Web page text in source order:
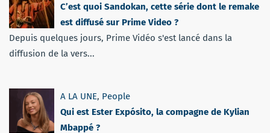
C’est quoi Sandokan, cette série dont le remake
est diffusé sur Prime Video ?
Depuis quelques jours, Prime Vidéo s'est lancé dans la
diffusion de la vers...
A LA UNE, People
Qui est Ester Expósito, la compagne de Kylian
Mbappé ?